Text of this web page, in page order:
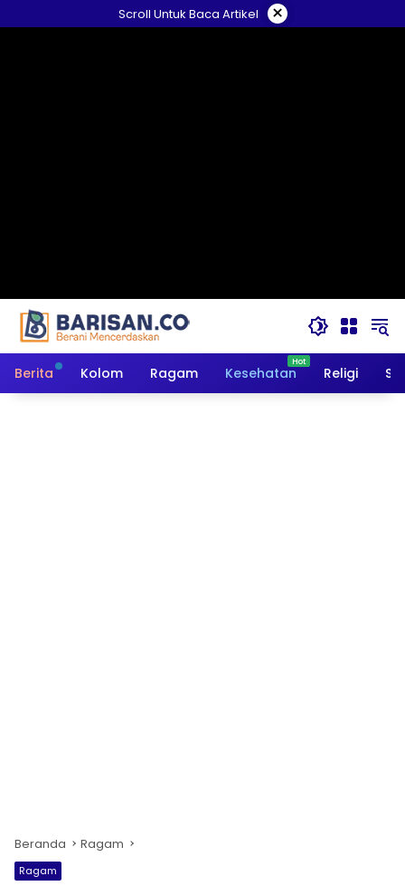
ke
Scroll Untuk Baca Artikel ×
Berita Kolom Ragam Kesehatan Religi
Beranda Ragam
Ragam